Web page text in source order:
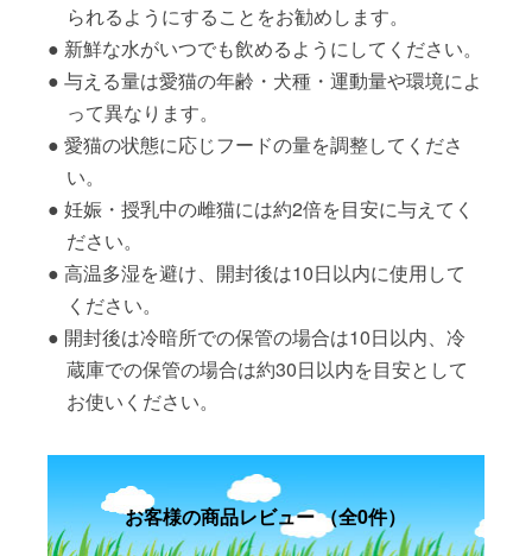
られるようにすることをお勧めします。
新鮮な水がいつでも飲めるようにしてください。
与える量は愛猫の年齢・犬種・運動量や環境によ
って異なります。
愛猫の状態に応じフードの量を調整してくださ
い。
妊娠・授乳中の雌猫には約2倍を目安に与えてく
ださい。
高温多湿を避け、開封後は10日以内に使用して
ください。
開封後は冷暗所での保管の場合は10日以内、冷
蔵庫での保管の場合は約30日以内を目安として
お使いください。
お客様の商品レビュー （全0件）